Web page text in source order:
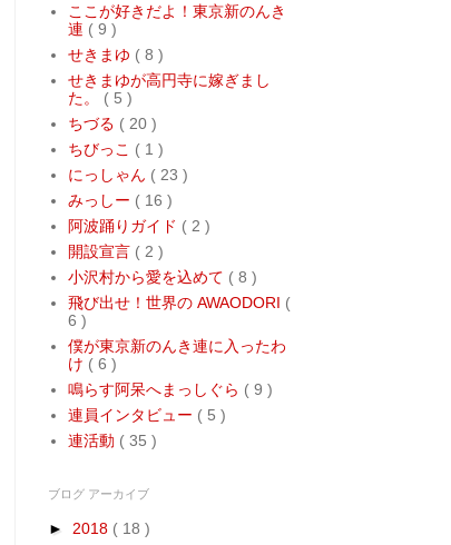
ここが好きだよ！東京新のんき
連 ( 9 )
せきまゆ ( 8 )
せきまゆが高円寺に嫁ぎまし
た。 ( 5 )
ちづる ( 20 )
ちびっこ ( 1 )
にっしゃん ( 23 )
みっしー ( 16 )
阿波踊りガイド ( 2 )
開設宣言 ( 2 )
小沢村から愛を込めて ( 8 )
飛び出せ！世界の AWAODORI (
6 )
僕が東京新のんき連に入ったわ
け ( 6 )
鳴らす阿呆へまっしぐら ( 9 )
連員インタビュー ( 5 )
連活動 ( 35 )
ブログ アーカイブ
► 2018 ( 18 )